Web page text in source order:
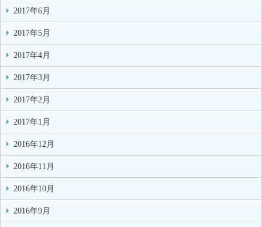
2017年6月
2017年5月
2017年4月
2017年3月
2017年2月
2017年1月
2016年12月
2016年11月
2016年10月
2016年9月